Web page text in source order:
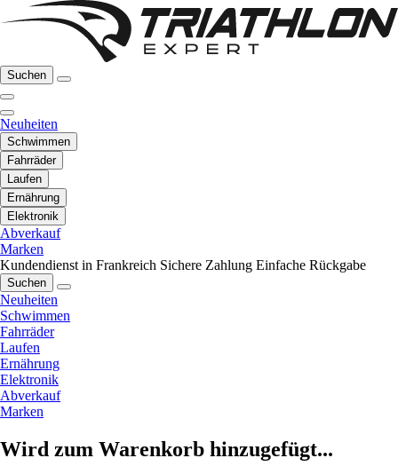
Suchen
Neuheiten
Schwimmen
Fahrräder
Laufen
Ernährung
Elektronik
Abverkauf
Marken
Kundendienst in Frankreich Sichere Zahlung Einfache Rückgabe
Suchen
Neuheiten
Schwimmen
Fahrräder
Laufen
Ernährung
Elektronik
Abverkauf
Marken
Wird zum Warenkorb hinzugefügt...